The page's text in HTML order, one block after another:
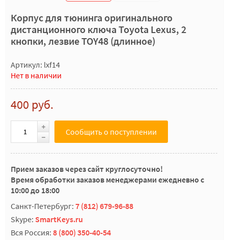
Корпус для тюнинга оригинального
дистанционного ключа Toyota Lexus, 2
кнопки, лезвие TOY48 (длинное)
Артикул: lxf14
Нет в наличии
400 руб.
Сообщить о поступлении
Прием заказов через сайт круглосуточно!
Время обработки заказов менеджерами ежедневно с
10:00 до 18:00
Санкт-Петербург: 7 (812) 679-96-88
Skype: SmartKeys.ru
Вся Россия: 8 (800) 350-40-54